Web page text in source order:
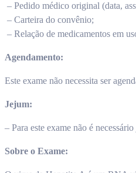
– Pedido médico original (data,
– Carteira do convênio;
– Relação de medicamentos em
Agendamento:
Este exame não necessita ser
Jejum:
– Para este exame não é
Sobre o Exame: